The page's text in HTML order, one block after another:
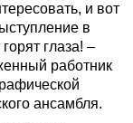
и вот
в
глаза! –
работник
ансамбля.